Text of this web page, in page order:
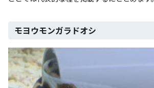
モヨウモンガラドオシ